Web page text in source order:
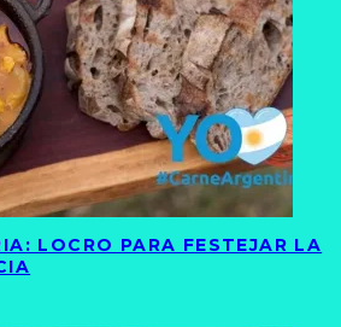
LOCRO PARA FESTEJAR LA